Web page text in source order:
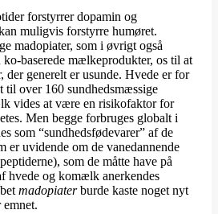
forstyrrer dopamin og
muligvis forstyrre humøret.
madopiater, som i øvrigt også
baserede mælkeprodukter, os til at
der generelt er usunde. Hvede er for
til over 160 sundhedsmæssige
vides at være en risikofaktor for
Men begge forbruges globalt i
som “sundhedsfødevarer” af de
er uvidende om de vanedannende
som de måtte have på
hvede og komælk anerkendes
madopiaterburde kaste noget nyt